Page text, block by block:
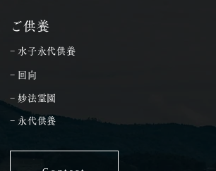
ご供養
− 水子永代供養
− 妙法霊園
− 永代供養
− 回向